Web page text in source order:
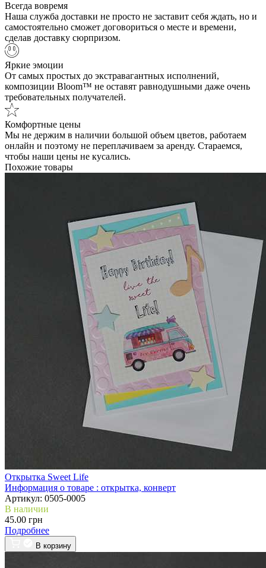
Всегда вовремя
Наша служба доставки не просто не заставит себя ждать, но и
самостоятельно сможет договориться о месте и времени,
сделав доставку сюрпризом.
Яркие эмоции
От самых простых до экстравагантных исполнений,
композиции Bloom™ не оставят равнодушными даже очень
требовательных получателей.
Комфортные цены
Мы не держим в наличии большой объем цветов, работаем
онлайн и поэтому не переплачиваем за аренду. Стараемся,
чтобы наши цены не кусались.
Похожие товары
Открытка Sweet Life
Информация о товаре : открытка, конверт
Артикул: 0505-0005
В наличии
45.00 грн
Подробнее
В корзину